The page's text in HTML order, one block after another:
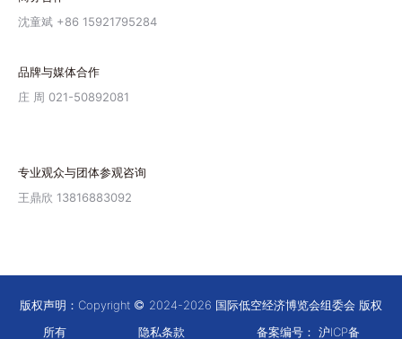
沈童斌 +86 15921795284
品牌与媒体合作
庄 周 021-50892081
专业观众与团体参观咨询
王鼎欣 13816883092
版权声明：Copyright
2024-2026 国际低空经济博览会组委会 版权
所有
隐私条款 备案编号： 沪ICP备